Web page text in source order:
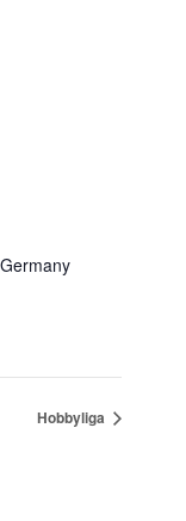
Germany
Hobbyliga